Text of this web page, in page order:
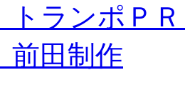
ランポＰ
田制作